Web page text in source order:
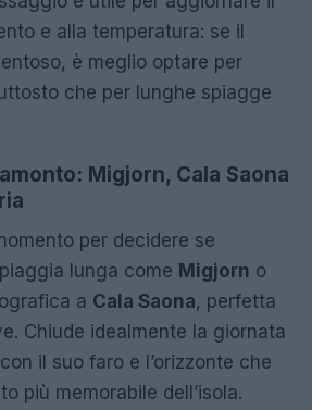
e alla temperatura: se il
è meglio optare per
che per lunghe spiagge
Migjorn, Cala Saona
per decidere se
lunga come Migjorn o
a Cala Saona, perfetta
Chiude idealmente la giornata
il suo faro e l’orizzonte che
più memorabile dell’isola.